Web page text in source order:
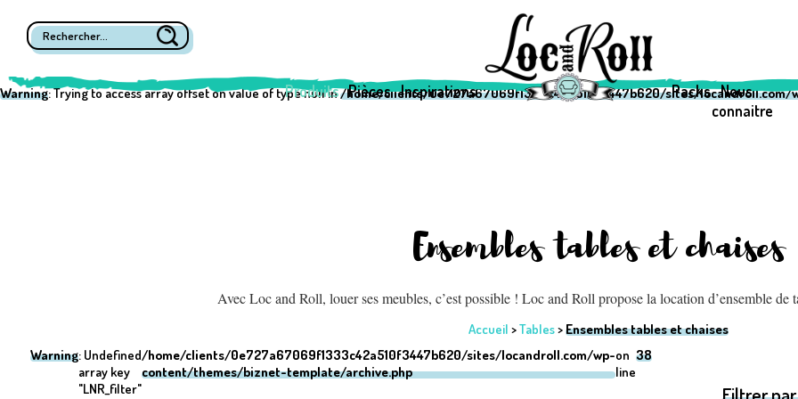
Warning: Undefined array key "post_type" in /home/clients/0e727a67069f1333c42a510f3447b620/sites/locandroll.com/wp-content/
Warning: Undefined array key "LNR_filter" in /home/clients/0e727a67069f1333c42a510f3447b620/sites/locandroll.com/wp-content/
Warning: Trying to access array offset on value of type null in/home/clients/0e727a67069f1333c42a510f3447b620/sites/
Produits Pièces Inspirations Packs Nous
connaitre
Ensembles tables et chaises
Avec Loc and Roll, louer ses meubles, c’est possible ! Loc and Roll propose la location d’ensemble de
Accueil >Tables>Ensembles tables et chaises
Warning: Undefined
array key
"LNR_filter"
/home/clients/0e727a67069f1333c42a510f3447b620/sites/locandroll.com/wp-
content/themes/biznet-template/archive.php
on
line
38
Filtrer par